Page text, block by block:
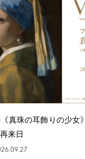
真珠の耳飾りの少女
来日